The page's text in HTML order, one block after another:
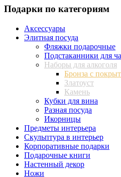
Подарки по категориям
Аксессуары
Элитная посуда
Фляжки подарочные
Подстаканники для
Наборы для алкоголя
Бронза с
Златоуст
Камень
Кубки для вина
Разная посуда
Икорницы
Предметы интерьера
Скульптура в интерьер
Корпоративные подарки
Подарочные книги
Настенный декор
Ножи